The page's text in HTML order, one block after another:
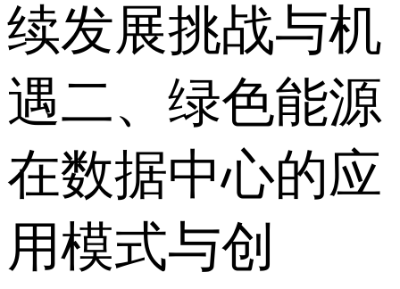
续发展挑战与机
遇 二、绿色能源
在数据中心的应
用模式与创